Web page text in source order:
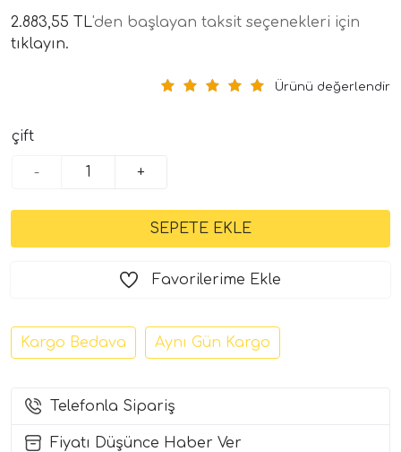
Modelleri
Setleri)
2.883,55 TL'den başlayan taksit seçenekleri için
tıklayın.
Ürünü değerlendir
çift
- +
Favorilerime Ekle
Kargo Bedava Aynı Gün Kargo
Telefonla Sipariş
Fiyatı Düşünce Haber Ver